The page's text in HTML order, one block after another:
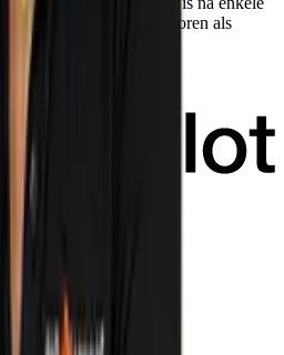
afhankelijk van factoren als
en de belasting.
je mee